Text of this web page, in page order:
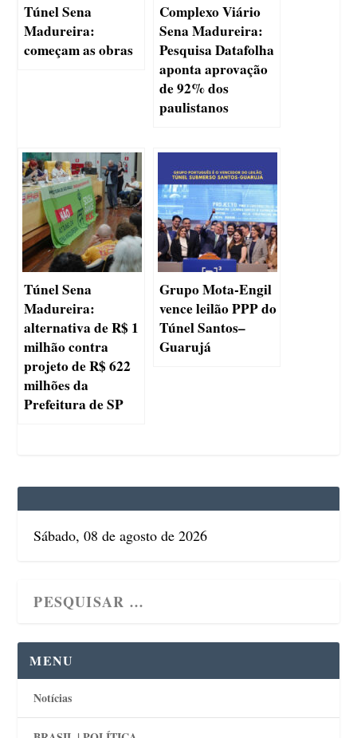
Túnel Sena
Madureira:
começam as obras
Complexo Viário
Sena Madureira:
Pesquisa Datafolha
aponta aprovação
de 92% dos
paulistanos
Túnel Sena
Madureira:
alternativa de R$ 1
milhão contra
projeto de R$ 622
milhões da
Prefeitura de SP
Grupo Mota-Engil
vence leilão PPP do
Túnel Santos–
Guarujá
Sábado, 08 de agosto de 2026
MENU
Notícias